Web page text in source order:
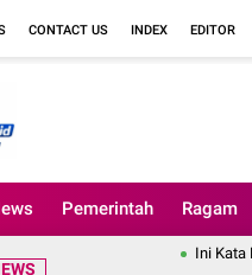
CONTACT US INDEX EDITOR
Pemerintah Ragam
Ini Kata Mazlan